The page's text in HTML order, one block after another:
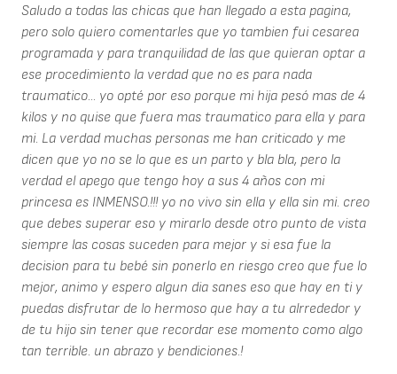
Saludo a todas las chicas que han llegado a esta pagina,
pero solo quiero comentarles que yo tambien fui cesarea
programada y para tranquilidad de las que quieran optar a
ese procedimiento la verdad que no es para nada
traumatico... yo opté por eso porque mi hija pesó mas de 4
kilos y no quise que fuera mas traumatico para ella y para
mi. La verdad muchas personas me han criticado y me
dicen que yo no se lo que es un parto y bla bla, pero la
verdad el apego que tengo hoy a sus 4 años con mi
princesa es INMENSO.!!! yo no vivo sin ella y ella sin mi. creo
que debes superar eso y mirarlo desde otro punto de vista
siempre las cosas suceden para mejor y si esa fue la
decision para tu bebé sin ponerlo en riesgo creo que fue lo
mejor, animo y espero algun dia sanes eso que hay en ti y
puedas disfrutar de lo hermoso que hay a tu alrrededor y
de tu hijo sin tener que recordar ese momento como algo
tan terrible. un abrazo y bendiciones.!